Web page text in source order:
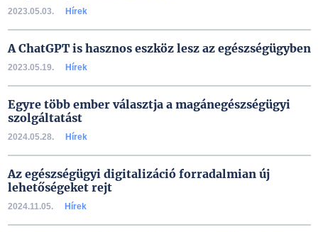
2023.05.03. Hírek
A ChatGPT is hasznos eszköz lesz az egészségügyben
2023.05.19. Hírek
Egyre több ember választja a magánegészségügyi
szolgáltatást
2024.05.28. Hírek
Az egészségügyi digitalizáció forradalmian új
lehetőségeket rejt
2024.11.05. Hírek